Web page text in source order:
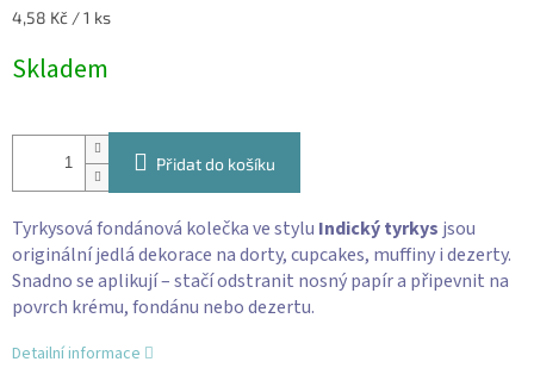
Měrná
4,58 Kč / 1 ks
Skladem
Přidat do košíku
Tyrkysová fondánová kolečka ve stylu Indický tyrkys jsou
originální jedlá dekorace na dorty, cupcakes, muffiny i dezerty.
Snadno se aplikují – stačí odstranit nosný papír a připevnit na
povrch krému, fondánu nebo dezertu.
Detailní informace